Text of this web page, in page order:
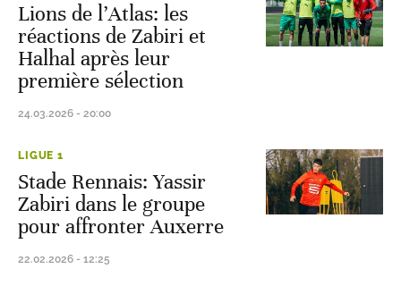
Lions de l’Atlas: les
réactions de Zabiri et
Halhal après leur
première sélection
24.03.2026 - 20:00
LIGUE 1
Stade Rennais: Yassir
Zabiri dans le groupe
pour affronter Auxerre
22.02.2026 - 12:25